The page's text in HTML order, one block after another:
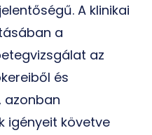
A klinikai
a
az
és
azonban
igényeit követve